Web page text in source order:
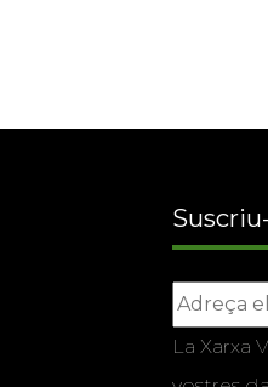
La Xarxa